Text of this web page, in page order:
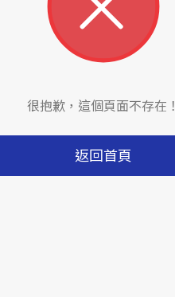
很抱歉，這個頁面不存在！
返回首頁